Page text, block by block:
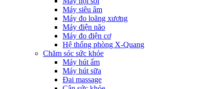
Máy siêu âm
Máy đo loãng xương
Máy điện não
Máy đo điện cơ
Hệ thống phòng X-Quang
Chăm sóc sức khỏe
Máy hút ẩm
Máy hút sữa
Đai massage